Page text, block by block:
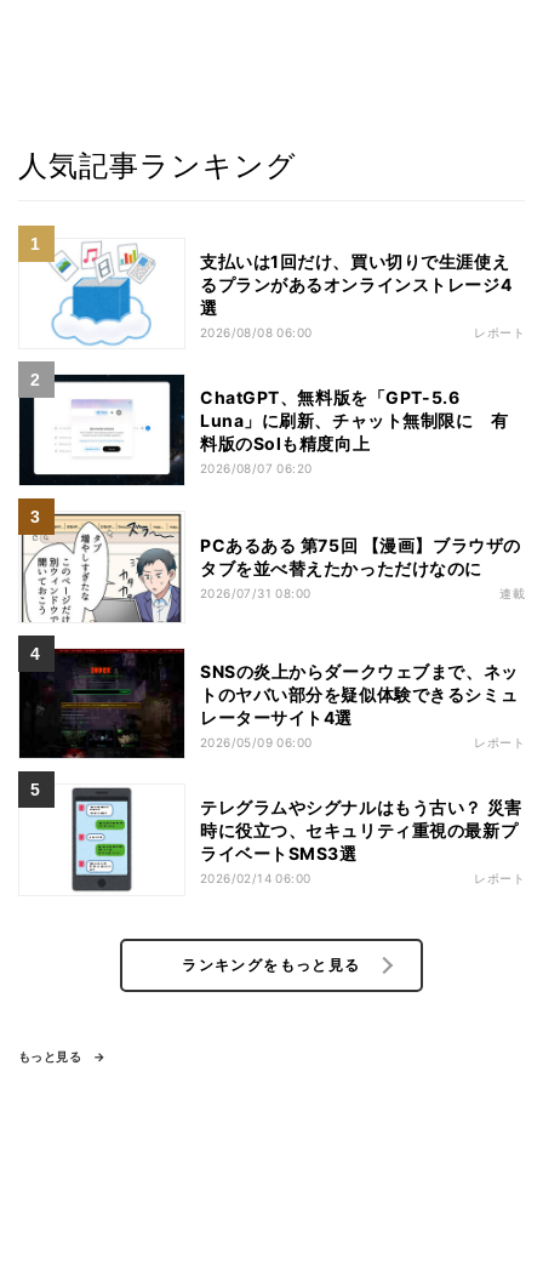
人気記事ランキング
支払いは1回だけ、買い切りで生涯使え
るプランがあるオンラインストレージ4
選
2026/08/08 06:00 レポート
ChatGPT、無料版を「GPT-5.6
Luna」に刷新、チャット無制限に 有
料版のSolも精度向上
2026/08/07 06:20
PCあるある 第75回 【漫画】ブラウザの
タブを並べ替えたかっただけなのに
2026/07/31 08:00 連載
SNSの炎上からダークウェブまで、ネッ
トのヤバい部分を疑似体験できるシミュ
レーターサイト4選
2026/05/09 06:00 レポート
テレグラムやシグナルはもう古い？ 災害
時に役立つ、セキュリティ重視の最新プ
ライベートSMS3選
2026/02/14 06:00 レポート
ランキングをもっと見る
もっと見る